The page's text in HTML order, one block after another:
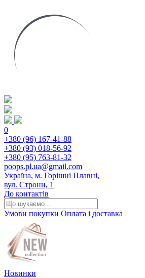
0
+380 (96) 167-41-88
+380 (93) 018-56-92
+380 (95) 763-81-32
poops.pl.ua@gmail.com
Україна, м. Горішні Плавні,
вул. Строни, 1
До контактів
Умови покупки Оплата і доставка
Новинки